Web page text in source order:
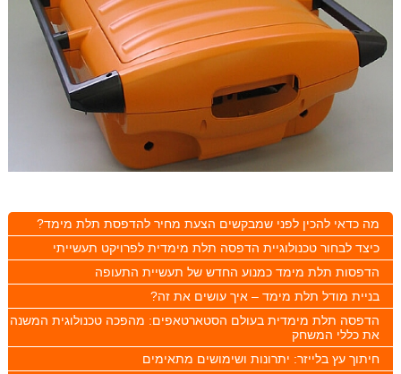
מה כדאי להכין לפני שמבקשים הצעת מחיר להדפסת תלת מימד?
כיצד לבחור טכנולוגיית הדפסה תלת מימדית לפרויקט תעשייתי
הדפסות תלת מימד כמנוע החדש של תעשיית התעופה
בניית מודל תלת מימד – איך עושים את זה?
הדפסה תלת מימדית בעולם הסטארטאפים: מהפכה טכנולוגית המשנה
את כללי המשחק
חיתוך עץ בלייזר: יתרונות ושימושים מתאימים